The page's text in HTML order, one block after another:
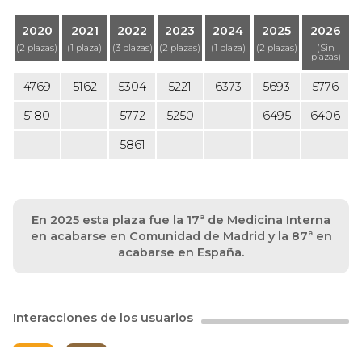
2020
(2 plazas)
2021
(1 plaza)
2022
(3 plazas)
2023
(2 plazas)
2024
(1 plaza)
2025
(2 plazas)
2026
(Sin
plazas)
4769 5162 5304 5221 6373 5693
5776
5180
5772 5250 6495
6406
5861
En 2025 esta plaza fue la 17ª de Medicina Interna
en acabarse en Comunidad de Madrid y la 87ª en
acabarse en España.
Interacciones de los usuarios